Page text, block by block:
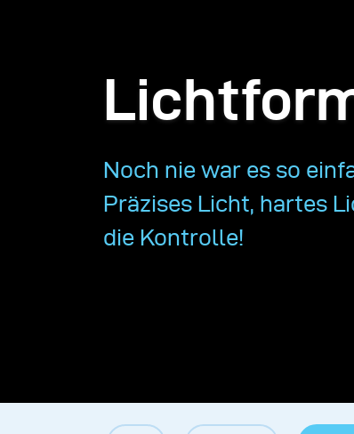
Noch nie war es so
Präzises Licht, hartes
die Kontrolle!